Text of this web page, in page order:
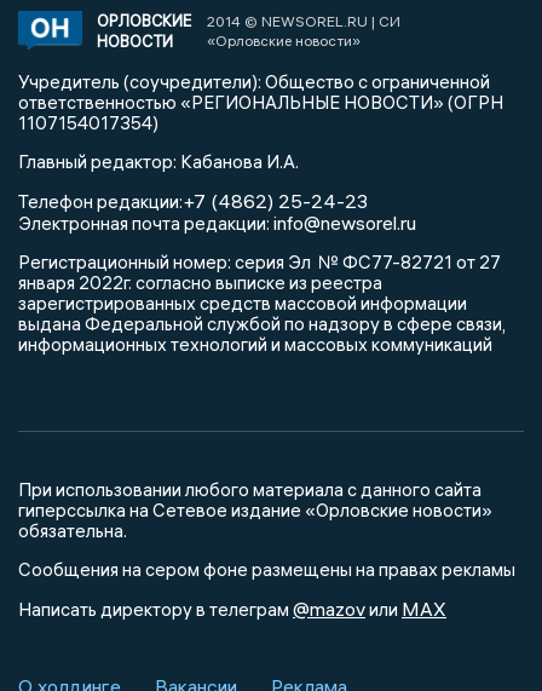
ОРЛОВСКИЕ
НОВОСТИ
2014 © NEWSOREL.RU | СИ
«Орловские новости»
Учредитель (соучредители): Общество с ограниченной
ответственностью «РЕГИОНАЛЬНЫЕ НОВОСТИ» (ОГРН
1107154017354)
Главный редактор: Кабанова И.А.
Телефон редакции:+7 (4862) 25-24-23
Электронная почта редакции: info@newsorel.ru
Регистрационный номер: серия Эл № ФС77-82721 от 27
января 2022г. согласно выписке из реестра
зарегистрированных средств массовой информации
выдана Федеральной службой по надзору в сфере связи,
информационных технологий и массовых коммуникаций
При использовании любого материала с данного сайта
гиперссылка на Сетевое издание «Орловские новости»
обязательна.
Сообщения на сером фоне размещены на правах рекламы
Написать директору в телеграм @mazovили MAX
О холдинге Вакансии
Реклама